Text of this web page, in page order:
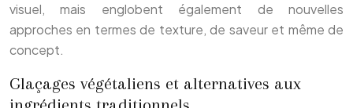
visuel, mais englobent également de nouvelles
approches en termes de texture, de saveur et même de
concept.
Glaçages végétaliens et alternatives aux